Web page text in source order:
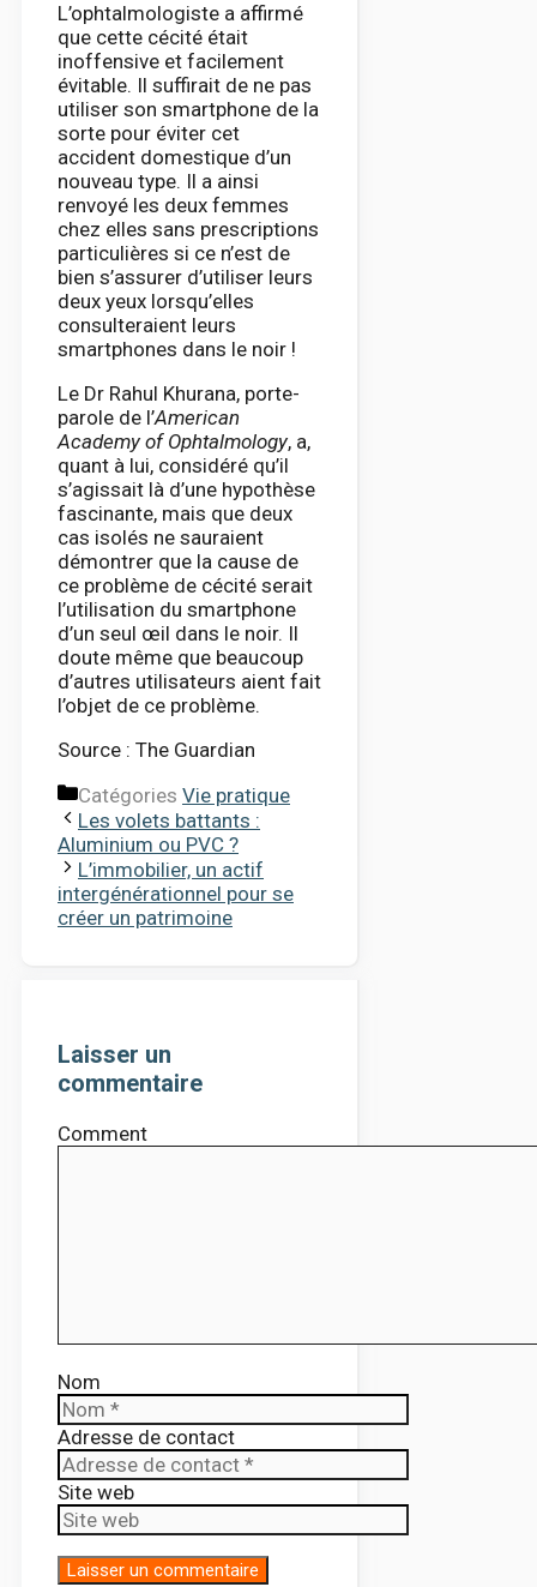
L’ophtalmologiste a affirmé
que cette cécité était
inoffensive et facilement
évitable. Il suffirait de ne pas
utiliser son smartphone de la
sorte pour éviter cet
accident domestique d’un
nouveau type. Il a ainsi
renvoyé les deux femmes
chez elles sans prescriptions
particulières si ce n’est de
bien s’assurer d’utiliser leurs
deux yeux lorsqu’elles
consulteraient leurs
smartphones dans le noir !
Le Dr Rahul Khurana, porte-
parole de l’American
Academy of Ophtalmology, a,
quant à lui, considéré qu’il
s’agissait là d’une hypothèse
fascinante, mais que deux
cas isolés ne sauraient
démontrer que la cause de
ce problème de cécité serait
l’utilisation du smartphone
d’un seul œil dans le noir. Il
doute même que beaucoup
d’autres utilisateurs aient fait
l’objet de ce problème.
Source : The Guardian
Catégories Vie pratique
Les volets battants :
Aluminium ou PVC ?
L’immobilier, un actif
intergénérationnel pour se
créer un patrimoine
Laisser un
commentaire
Comment
Nom
Adresse de contact
Site web